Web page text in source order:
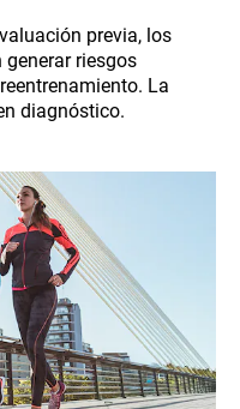
previa, los
riesgos
La
diagnóstico.